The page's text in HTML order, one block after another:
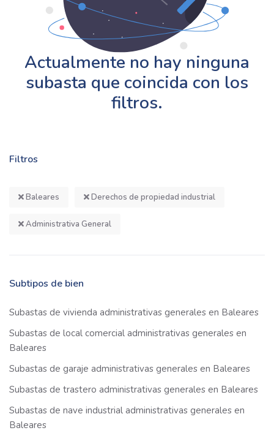
Filtros
Baleares Derechos de propiedad industrial
Administrativa General
Subtipos de bien
Subastas de vivienda administrativas generales en Baleares
Subastas de local comercial administrativas generales en
Baleares
Subastas de garaje administrativas generales en Baleares
Subastas de trastero administrativas generales en Baleares
Subastas de nave industrial administrativas generales en
Baleares
Actualmente no hay ninguna
subasta que coincida con los
filtros.